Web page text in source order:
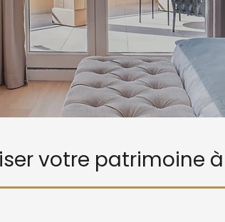
votre patrimoine